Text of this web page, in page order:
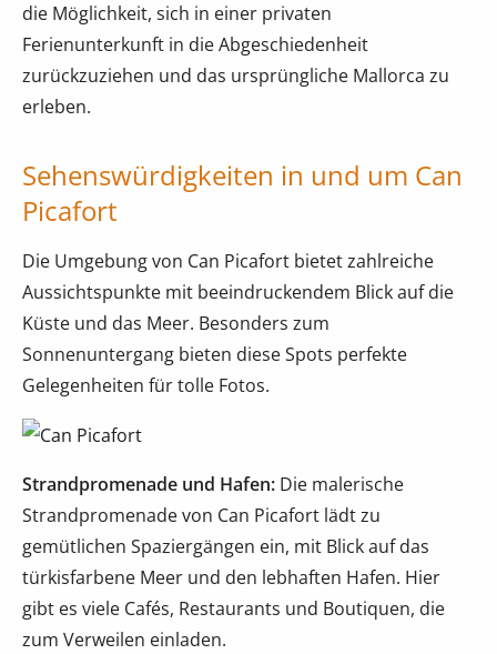
die Möglichkeit, sich in einer privaten
Ferienunterkunft in die Abgeschiedenheit
zurückzuziehen und das ursprüngliche Mallorca zu
erleben.
Sehenswürdigkeiten in und um Can
Picafort
Die Umgebung von Can Picafort bietet zahlreiche
Aussichtspunkte mit beeindruckendem Blick auf die
Küste und das Meer. Besonders zum
Sonnenuntergang bieten diese Spots perfekte
Gelegenheiten für tolle Fotos.
Strandpromenade und Hafen: Die malerische
Strandpromenade von Can Picafort lädt zu
gemütlichen Spaziergängen ein, mit Blick auf das
türkisfarbene Meer und den lebhaften Hafen. Hier
gibt es viele Cafés, Restaurants und Boutiquen, die
zum Verweilen einladen.